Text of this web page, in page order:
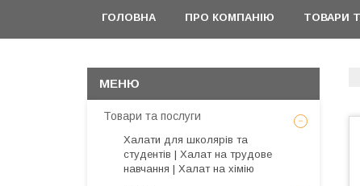
ГОЛОВНА ПРО КОМПАНІЮ ТОВАРИ
Товари та послуги
Халати для школярів та
студентів | Халат на трудове
навчання | Халат на хімію